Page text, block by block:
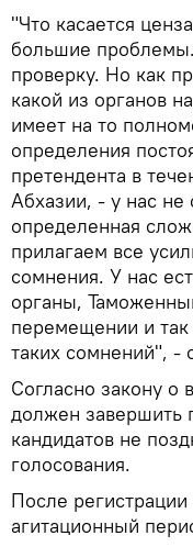
"Что касается
большие проблемы.
проверку. Но как
какой из органов
имеет на то
определения
претендента в
Абхазии, - у нас не
определенная
прилагаем все
сомнения. У нас
органы,
перемещении и так
таких сомнений", -
Согласно закону о
должен завершить
кандидатов не
голосования.
После регистрации
агитационный